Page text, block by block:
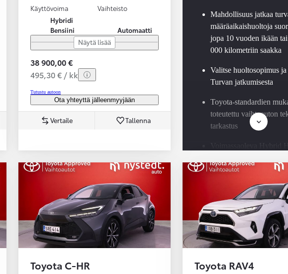
Käyttövoima
Hybridi
Bensiini
Vaihteisto
Automaatti
Näytä lisää
38 900,00 €
495,30 € / kk
Tutustu autoon
Ota yhteyttä jälleenmyyjään
Vertaile Tallenna
Mahdollisuus jatkaa
määräaikaishuoltoja
jopa 10 vuoden ikään
000 kilometriin saakka
Valitse huoltosopimus
Turvan jatkumisesta
Toyota-standardien
toteutettu vaihtoauton
tarkastus
Voimassaoleva Hybrid
hybridissä
Saatavilla Easy
rahoitus ja Toyota
Toyota C-HR Toyota RAV4